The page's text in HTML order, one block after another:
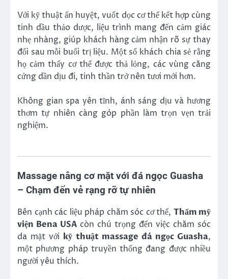
Với kỹ thuật ấn huyệt, vuốt dọc cơ thể kết hợp cùng
tinh dầu thảo dược, liệu trình mang đến cảm giác
nhẹ nhàng, giúp khách hàng cảm nhận rõ sự thay
đổi sau mỗi buổi trị liệu. Một số khách chia sẻ rằng
họ cảm thấy cơ thể được thả lỏng, các vùng căng
cứng dần dịu đi, tinh thần trở nên tươi mới hơn.
Không gian spa yên tĩnh, ánh sáng dịu và hương
thơm tự nhiên càng góp phần làm trọn vẹn trải
nghiệm.
Massage nâng cơ mặt với đá ngọc Guasha
– Chạm đến vẻ rạng rỡ tự nhiên
Bên cạnh các liệu pháp chăm sóc cơ thể, Thẩm mỹ
viện Bena USA còn chú trọng đến việc chăm sóc
da mặt với kỹ thuật massage đá ngọc Guasha,
một phương pháp truyền thống đang được nhiều
người yêu thích.